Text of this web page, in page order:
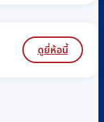
ดูยี่ห้อนี้